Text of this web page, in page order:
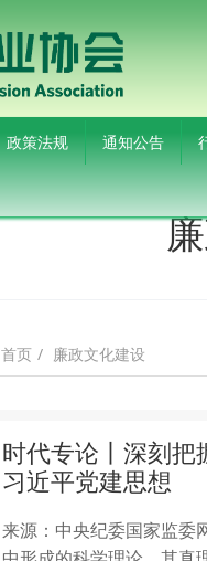
政策法规 通知公告
首页 廉政文化建设
时代专论丨深刻
习近平党建思想
来源：中央纪委国家监